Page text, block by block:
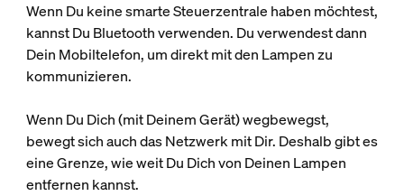
Wenn Du keine smarte Steuerzentrale haben möchtest,
kannst Du Bluetooth verwenden. Du verwendest dann
Dein Mobiltelefon, um direkt mit den Lampen zu
kommunizieren.
Wenn Du Dich (mit Deinem Gerät) wegbewegst,
bewegt sich auch das Netzwerk mit Dir. Deshalb gibt es
eine Grenze, wie weit Du Dich von Deinen Lampen
entfernen kannst.